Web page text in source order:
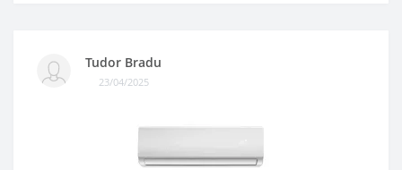
Tudor Bradu
23/04/2025